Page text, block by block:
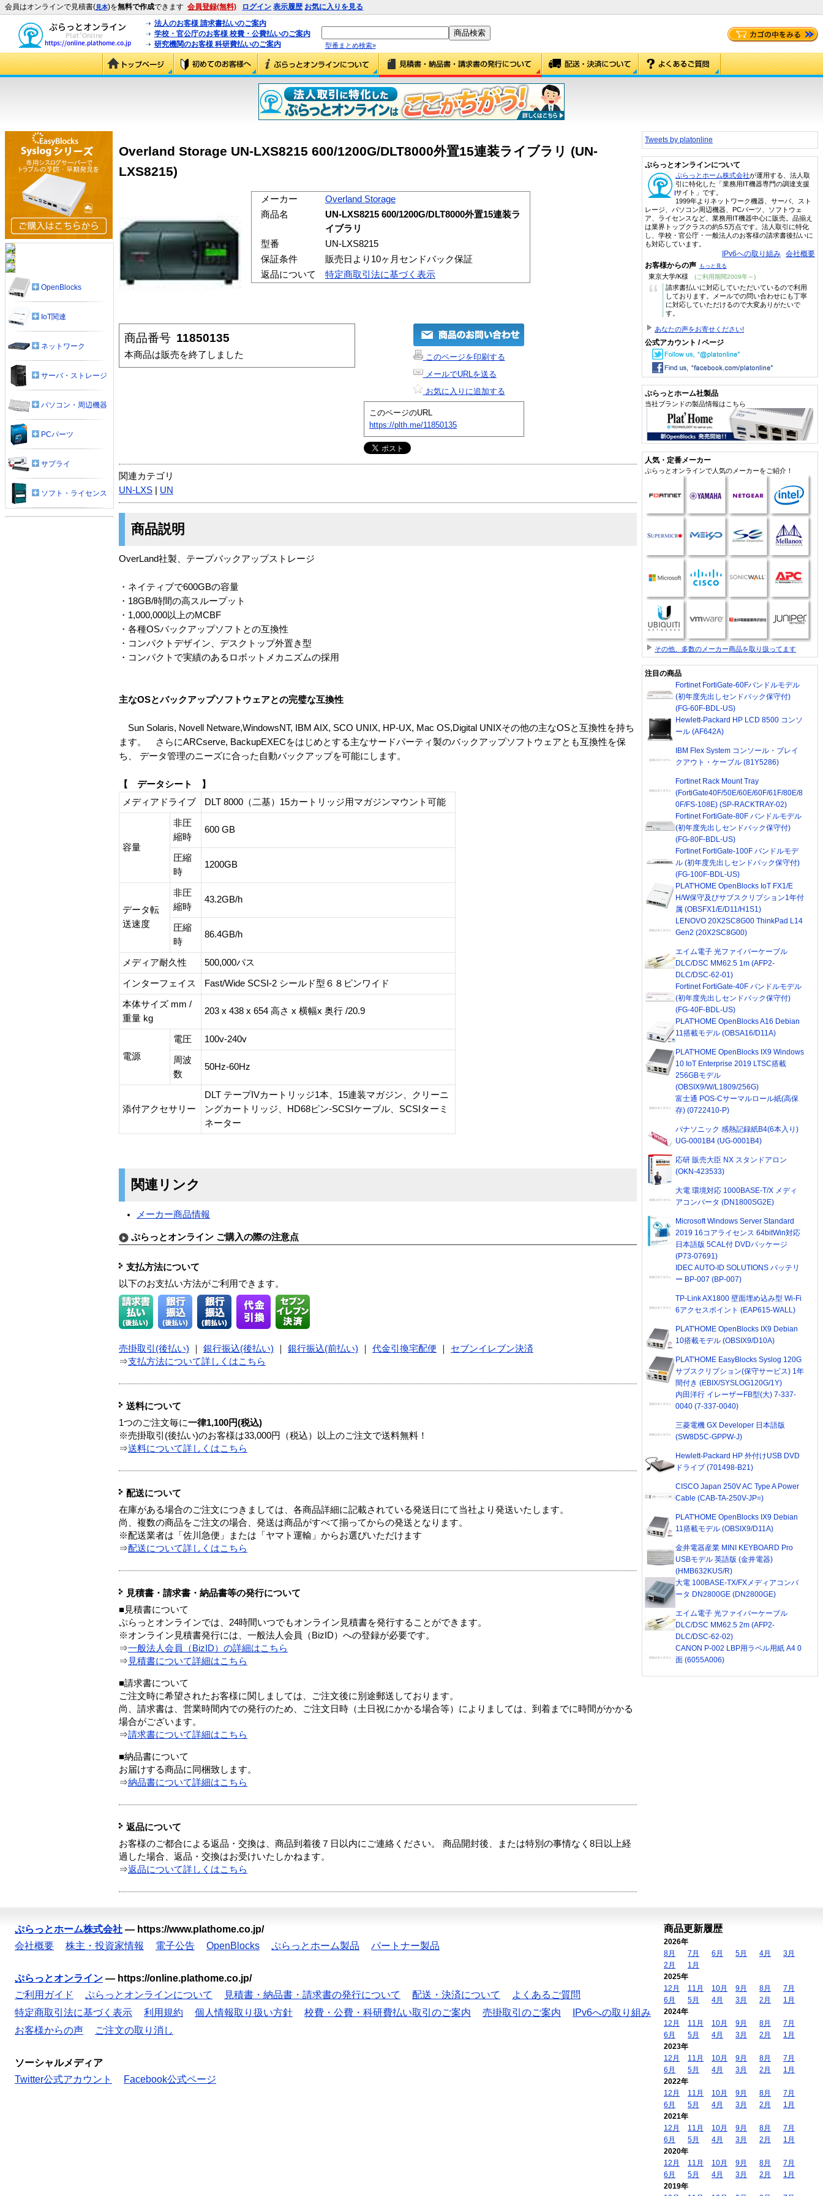
会員はオンラインで見積書(見本)を無料で作成できます 会員登録(無料) ログイン 表示履歴 お気に入りを見る
法人のお客様 請求書払いのご案内
学校・官公庁のお客様 校費・公費払いのご案内
研究機関のお客様 科研費払いのご案内
型番まとめ検索»
Overland Storage UN-LXS8215 600/1200G/DLT8000外置15連装ライブラリ (UN-
LXS8215)
メーカー
Overland Storage
商品名
UN-LXS8215 600/1200G/DLT8000外置15連装ラ
イブラリ
型番
UN-LXS8215
保証条件
販売日より10ヶ月センドバック保証
返品について
特定商取引法に基づく表示
商品番号 11850135
本商品は販売を終了しました
このページを印刷する
メールでURLを送る
お気に入りに追加する
このページのURL
https://plth.me/11850135
関連カテゴリ
UN-LXS
UN
商品説明
OverLand社製、テープバックアップストレージ
・ネイティブで600GBの容量
・18GB/時間の高スループット
・1,000,000以上のMCBF
・各種OSバックアップソフトとの互換性
・コンパクトデザイン、デスクトップ外置き型
・コンパクトで実績のあるロボットメカニズムの採用
主なOSとバックアップソフトウェアとの完璧な互換性
Sun Solaris, Novell Netware,WindowsNT, IBM AIX, SCO UNIX, HP-UX, Mac OS,Digital UNIXその他の主なOSと互換性を持ち
ます。 さらにARCserve, BackupEXECをはじめとする主なサードパーティ製のバックアップソフトウェアとも互換性を保
ち、 データ管理のニーズに合った自動バックアップを可能にします。
【 データシート 】
メディアドライブ
DLT 8000（二基）15カートリッジ用マガジンマウント可能
容量
非圧
縮時
600 GB
圧縮
時
1200GB
データ転
送速度
非圧
縮時
43.2GB/h
圧縮
時
86.4GB/h
メディア耐久性 500,000パス
インターフェイス Fast/Wide SCSI-2 シールド型６８ピンワイド
本体サイズ mm /
重量 kg
203 x 438 x 654 高さ x 横幅x 奥行 /20.9
電源
電圧 100v-240v
周波
数
50Hz-60Hz
添付アクセサリー
DLT テープIVカートリッジ1本、15連装マガジン、クリーニ
ングカートリッジ、HD68ピン-SCSIケーブル、SCSIターミ
ネーター
関連リンク
メーカー商品情報
ぷらっとオンライン ご購入の際の注意点
支払方法について
以下のお支払い方法がご利用できます。
売掛取引(後払い) 銀行振込(後払い) 銀行振込(前払い) 代金引換宅配便
セブンイレブン決済
⇒支払方法について詳しくはこちら
送料について
1つのご注文毎に一律1,100円(税込)
※売掛取引(後払い)のお客様は33,000円（税込）以上のご注文で送料無料！
⇒送料について詳しくはこちら
配送について
在庫がある場合のご注文につきましては、各商品詳細に記載されている発送日にて当社より発送いたします。
尚、複数の商品をご注文の場合、発送は商品がすべて揃ってからの発送となります。
※配送業者は「佐川急便」または「ヤマト運輸」からお選びいただけます
⇒配送について詳しくはこちら
見積書・請求書・納品書等の発行について
■見積書について
ぷらっとオンラインでは、24時間いつでもオンライン見積書を発行することができます。
※オンライン見積書発行には、一般法人会員（BizID）への登録が必要です。
⇒一般法人会員（BizID）の詳細はこちら
⇒ 見積書について詳細はこちら
■請求書について
ご注文時に希望されたお客様に関しましては、ご注文後に別途郵送しております。
尚、請求書は、営業時間内での発行のため、ご注文日時（土日祝にかかる場合等）によりましては、到着までに時間がかかる
場合がございます。
⇒請求書について詳細はこちら
■納品書について
お届けする商品に同梱致します。
⇒納品書について詳細はこちら
返品について
お客様のご都合による返品・交換は、商品到着後７日以内にご連絡ください。 商品開封後、または特別の事情なく8日以上経
過した場合、返品・交換はお受けいたしかねます。
⇒返品について詳しくはこちら
OpenBlocks
IoT関連
ネットワーク
サーバ・ストレージ
パソコン・周辺機器
PCパーツ
サプライ
ソフト・ライセンス
Tweets by platonline
ぷらっとオンラインについて
ぷらっとホーム株式会社が運用する、法人取
引に特化した「業務用IT機器専門の調達支援
サイト」です。
1999年よりネットワーク機器、サーバ、スト
レージ、パソコン周辺機器、PCパーツ、ソフトウェ
ア、ライセンスなど、業務用IT機器中心に販売。品揃え
は業界トップクラスの約5.5万点です。法人取引に特化
し、学校・官公庁・一般法人のお客様の請求書後払いに
も対応しています。
IPv6への取り組み 会社概要
お客様からの声 もっと見る
東京大学/K様 (ご利用期間2009年～)
“
請求書払いに対応していただいているので利用
しております。メールでの問い合わせにも丁寧
に対応していただけるので大変ありがたいで
す。
あなたの声をお寄せください!
公式アカウント / ページ
ぷらっとホーム社製品
当社ブランドの製品情報はこちら
人気・定番メーカー
ぷらっとオンラインで人気のメーカーをご紹介！
その他、多数のメーカー商品を取り扱ってます
注目の商品
Fortinet FortiGate-60Fバンドルモデル
(初年度先出しセンドバック保守付)
(FG-60F-BDL-US)
Hewlett-Packard HP LCD 8500 コンソ
ール (AF642A)
IBM Flex System コンソール・ブレイ
クアウト・ケーブル (81Y5286)
Fortinet Rack Mount Tray
(FortiGate40F/50E/60E/60F/61F/80E/8
0F/FS-108E) (SP-RACKTRAY-02)
Fortinet FortiGate-80F バンドルモデル
(初年度先出しセンドバック保守付)
(FG-80F-BDL-US)
Fortinet FortiGate-100F バンドルモデ
ル (初年度先出しセンドバック保守付)
(FG-100F-BDL-US)
PLAT'HOME OpenBlocks IoT FX1/E
H/W保守及びサブスクリプション1年付
属 (OBSFX1/E/D11/H1S1)
LENOVO 20X2SC8G00 ThinkPad L14
Gen2 (20X2SC8G00)
エイム電子 光ファイバーケーブル
DLC/DSC MM62.5 1m (AFP2-
DLC/DSC-62-01)
Fortinet FortiGate-40F バンドルモデル
(初年度先出しセンドバック保守付)
(FG-40F-BDL-US)
PLAT'HOME OpenBlocks A16 Debian
11搭載モデル (OBSA16/D11A)
PLAT'HOME OpenBlocks IX9 Windows
10 IoT Enterprise 2019 LTSC搭載
256GBモデル
(OBSIX9/W/L1809/256G)
富士通 POS-Cサーマルロール紙(高保
存) (0722410-P)
パナソニック 感熱記録紙B4(6本入り)
UG-0001B4 (UG-0001B4)
応研 販売大臣 NX スタンドアロン
(OKN-423533)
大電 環境対応 1000BASE-T/X メディ
アコンバータ (DN1800SG2E)
Microsoft Windows Server Standard
2019 16コアライセンス 64bitWin対応
日本語版 5CAL付 DVDパッケージ
(P73-07691)
IDEC AUTO-ID SOLUTIONS バッテリ
ー BP-007 (BP-007)
TP-Link AX1800 壁面埋め込み型 Wi-Fi
6アクセスポイント (EAP615-WALL)
PLAT'HOME OpenBlocks IX9 Debian
10搭載モデル (OBSIX9/D10A)
PLAT'HOME EasyBlocks Syslog 120G
サブスクリプション(保守サービス) 1年
間付き (EBIX/SYSLOG120G/1Y)
内田洋行 イレーザーFB型(大) 7-337-
0040 (7-337-0040)
三菱電機 GX Developer 日本語版
(SW8D5C-GPPW-J)
Hewlett-Packard HP 外付けUSB DVD
ドライブ (701498-B21)
CISCO Japan 250V AC Type A Power
Cable (CAB-TA-250V-JP=)
PLAT'HOME OpenBlocks IX9 Debian
11搭載モデル (OBSIX9/D11A)
金井電器産業 MINI KEYBOARD Pro
USBモデル 英語版 (金井電器)
(HMB632KUS/R)
大電 100BASE-TX/FXメディアコンバ
ータ DN2800GE (DN2800GE)
エイム電子 光ファイバーケーブル
DLC/DSC MM62.5 2m (AFP2-
DLC/DSC-62-02)
CANON P-002 LBP用ラベル用紙 A4 0
面 (6055A006)
ぷらっとホーム株式会社 — https://www.plathome.co.jp/
会社概要
株主・投資家情報 電子公告 OpenBlocks ぷらっとホーム製品 パートナー製品
ぷらっとオンライン — https://online.plathome.co.jp/
ご利用ガイド
ぷらっとオンラインについて 見積書・納品書・請求書の発行について 配送・決済について
よくあるご質問
特定商取引法に基づく表示
利用規約 個人情報取り扱い方針 校費・公費・科研費払い取引のご案内 売掛取引のご案内
IPv6への取り組み
お客様からの声
ご注文の取り消し
ソーシャルメディア
Twitter公式アカウント
Facebook公式ページ
商品更新履歴
2026年
8月
7月 6月 5月 4月
3月
2月
1月
2025年
12月
11月 10月 9月 8月
7月
6月
5月 4月 3月 2月
1月
2024年
12月
11月 10月 9月 8月
7月
6月
5月 4月 3月 2月
1月
2023年
12月
11月 10月 9月 8月
7月
6月
5月 4月 3月 2月
1月
2022年
12月
11月 10月 9月 8月
7月
6月
5月 4月 3月 2月
1月
2021年
12月
11月 10月 9月 8月
7月
6月
5月 4月 3月 2月
1月
2020年
12月
11月 10月 9月 8月
7月
6月
5月 4月 3月 2月
1月
2019年